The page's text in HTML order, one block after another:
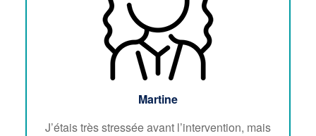
Martine
J’étais très stressée avant l’intervention, mais